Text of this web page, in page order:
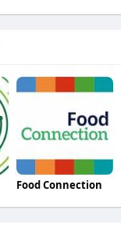
Food Connection